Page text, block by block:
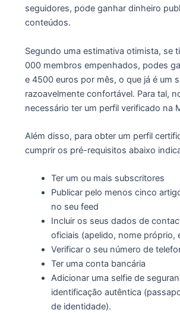
seguidores, pode ganhar dinheiro
conteúdos.
Segundo uma estimativa otimista, se
000 membros empenhados, podes
e 4500 euros por mês, o que já é um
razoavelmente confortável. Para tal,
necessário ter um perfil verificado na
Além disso, para obter um perfil
cumprir os pré-requisitos abaixo
Ter um ou mais subscritores
Publicar pelo menos cinco
no seu feed
Incluir os seus dados de
oficiais (apelido, nome próprio,
Verificar o seu número de
Ter uma conta bancária
Adicionar uma selfie de
identificação autêntica
de identidade).